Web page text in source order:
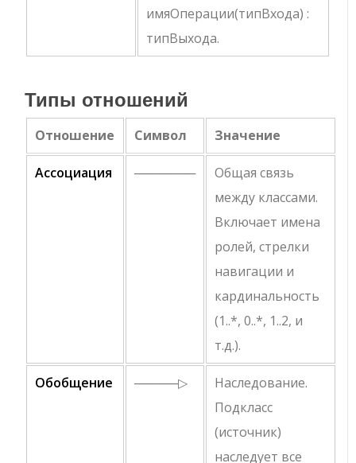
имяОперации(типВхода) :
типВыхода.
Типы отношений
Отношение Символ Значение
Ассоциация ───────
Общая связь
между классами.
Включает имена
ролей, стрелки
навигации и
кардинальность
(1..*,0..*, 1..2, и
т.д.).
Обобщение ─────▷
Наследование.
Подкласс
(источник)
наследует все